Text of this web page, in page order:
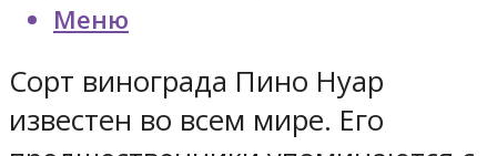
Меню
Сорт винограда Пино Нуар
известен во всем мире. Его